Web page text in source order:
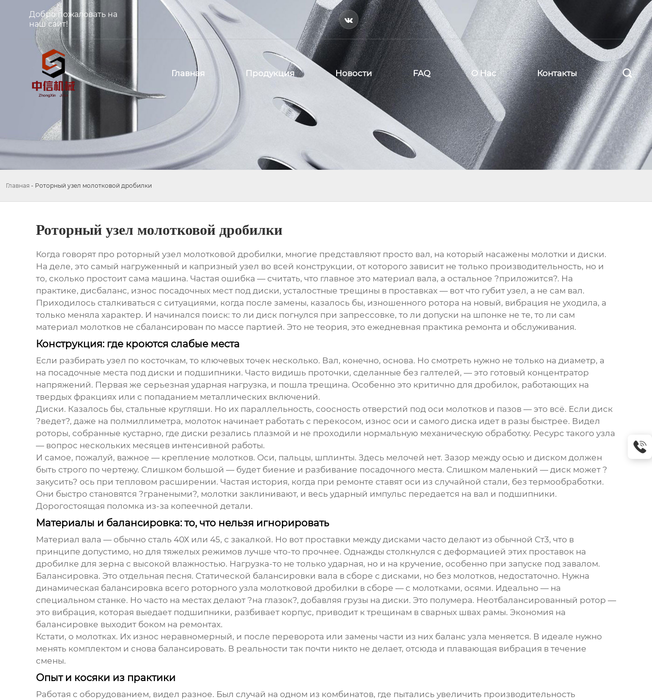
Добро пожаловать на
наш сайт!

Главная Продукция Новости FAQ О Нас Контакты 
Главная - Роторный узел молотковой дробилки
Роторный узел молотковой дробилки
Когда говорят про роторный узел молотковой дробилки, многие представляют просто вал, на который насажены молотки и диски.
На деле, это самый нагруженный и капризный узел во всей конструкции, от которого зависит не только производительность, но и
то, сколько простоит сама машина. Частая ошибка — считать, что главное это материал вала, а остальное ?приложится?. На
практике, дисбаланс, износ посадочных мест под диски, усталостные трещины в проставках — вот что губит узел, а не сам вал.
Приходилось сталкиваться с ситуациями, когда после замены, казалось бы, изношенного ротора на новый, вибрация не уходила, а
только меняла характер. И начинался поиск: то ли диск погнулся при запрессовке, то ли допуски на шпонке не те, то ли сам
материал молотков не сбалансирован по массе партией. Это не теория, это ежедневная практика ремонта и обслуживания.
Конструкция: где кроются слабые места
Если разбирать узел по косточкам, то ключевых точек несколько. Вал, конечно, основа. Но смотреть нужно не только на диаметр, а
на посадочные места под диски и подшипники. Часто видишь проточки, сделанные без галтелей, — это готовый концентратор
напряжений. Первая же серьезная ударная нагрузка, и пошла трещина. Особенно это критично для дробилок, работающих на
твердых фракциях или с попаданием металлических включений.
Диски. Казалось бы, стальные кругляши. Но их параллельность, соосность отверстий под оси молотков и пазов — это всё. Если диск
?ведет?, даже на полмиллиметра, молоток начинает работать с перекосом, износ оси и самого диска идет в разы быстрее. Видел
роторы, собранные кустарно, где диски резались плазмой и не проходили нормальную механическую обработку. Ресурс такого узла
— вопрос нескольких месяцев интенсивной работы.
И самое, пожалуй, важное — крепление молотков. Оси, пальцы, шплинты. Здесь мелочей нет. Зазор между осью и диском должен
быть строго по чертежу. Слишком большой — будет биение и разбивание посадочного места. Слишком маленький — диск может ?
закусить? ось при тепловом расширении. Частая история, когда при ремонте ставят оси из случайной стали, без термообработки.
Они быстро становятся ?гранеными?, молотки заклинивают, и весь ударный импульс передается на вал и подшипники.
Дорогостоящая поломка из-за копеечной детали.
Материалы и балансировка: то, что нельзя игнорировать
Материал вала — обычно сталь 40Х или 45, с закалкой. Но вот проставки между дисками часто делают из обычной Ст3, что в
принципе допустимо, но для тяжелых режимов лучше что-то прочнее. Однажды столкнулся с деформацией этих проставок на
дробилке для зерна с высокой влажностью. Нагрузка-то не только ударная, но и на кручение, особенно при запуске под завалом.
Балансировка. Это отдельная песня. Статической балансировки вала в сборе с дисками, но без молотков, недостаточно. Нужна
динамическая балансировка всего роторного узла молотковой дробилки в сборе — с молотками, осями. Идеально — на
специальном станке. Но часто на местах делают ?на глазок?, добавляя грузы на диски. Это полумера. Неотбалансированный ротор —
это вибрация, которая выедает подшипники, разбивает корпус, приводит к трещинам в сварных швах рамы. Экономия на
балансировке выходит боком на ремонтах.
Кстати, о молотках. Их износ неравномерный, и после переворота или замены части из них баланс узла меняется. В идеале нужно
менять комплектом и снова балансировать. В реальности так почти никто не делает, отсюда и плавающая вибрация в течение
смены.
Опыт и косяки из практики
Работая с оборудованием, видел разное. Был случай на одном из комбинатов, где пытались увеличить производительность